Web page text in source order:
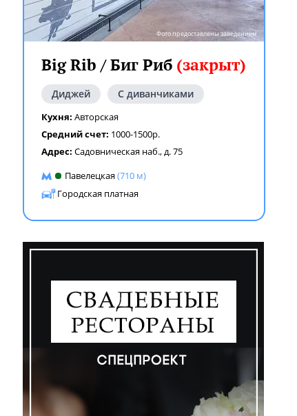
Фото предоставлены заведением
Big Rib / Биг Риб (закрыт)
Диджей С диванчиками
Кухня: Авторская
Средний счет: 1000-1500р.
Адрес: Садовническая наб., д. 75
Павелецкая(710 м)
Городская платная